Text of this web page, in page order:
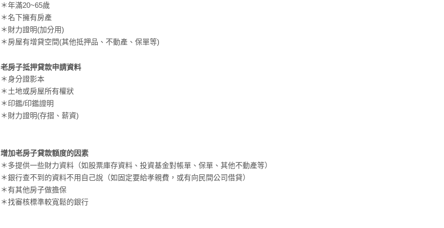
＊年滿20~65歲
＊名下擁有房產
＊財力證明(加分用)
＊房屋有增貸空間(其他抵押品、不動產、保單等)
老房子抵押貸款申請資料
＊身分證影本
＊土地或房屋所有權狀
＊印鑑/印鑑證明
＊財力證明(存摺、薪資)
增加老房子貸款額度的因素
＊多提供一些財力資料（如股票庫存資料、投資基金對帳單、保單、其他不動產等）
＊銀行查不到的資料不用自己說（如固定要給孝親費，或有向民間公司借貸）
＊有其他房子做擔保
＊找審核標準較寬鬆的銀行